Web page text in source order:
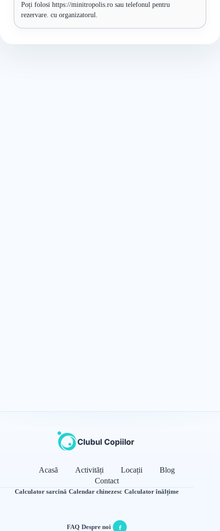
Poți folosi https://minitropolis.ro sau telefonul pentru
rezervare. cu organizatorul.
Acasă Activități Locații
Blog
Contact
Calculator sarcină·Calendar chinezesc·Calculator înălțime
FAQ·Despre noi·